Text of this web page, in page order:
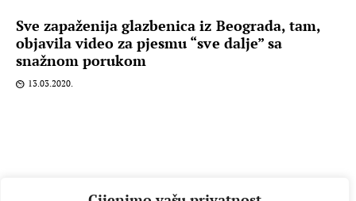
Sve zapaženija glazbenica iz Beograda, tam,
objavila video za pjesmu “sve dalje” sa
snažnom porukom
13.03.2020.